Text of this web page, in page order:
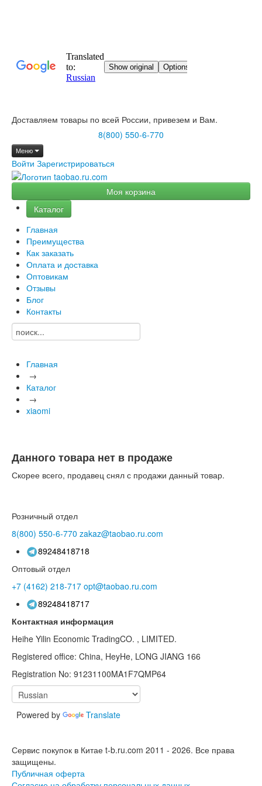
Доставляем товары по всей России, привезем и Вам.
8(800) 550-6-770
Меню
Войти Зарегистрироваться
Моя корзина
Каталог
Главная
Преимущества
Как заказать
Оплата и доставка
Оптовикам
Отзывы
Блог
Контакты
Главная
→
Каталог
→
xiaomi
Данного товара нет в продаже
Скорее всего, продавец снял с продажи данный товар.
Розничный отдел
8(800) 550-6-770 zakaz@taobao.ru.com
89248418718
Оптовый отдел
+7 (4162) 218-717 opt@taobao.ru.com
89248418717
Контактная информация
Heihe Yilin Economic TradingCO. , LIMITED.
Registered office: China, HeyHe, LONG JIANG 166
Registration No: 91231100MA1F7QMP64
Powered by Translate
Сервис покупок в Китае t-b.ru.com 2011 - 2026. Все права
защищены.
Публичная оферта